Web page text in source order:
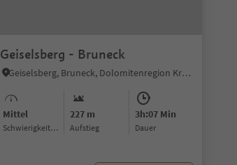
Geiselsberg - Bruneck
Geiselsberg, Bruneck, Dolomitenregion Kronplatz
Mittel
Schwierigkeitsgrad
227 m
Aufstieg
3h:07 Min
Dauer